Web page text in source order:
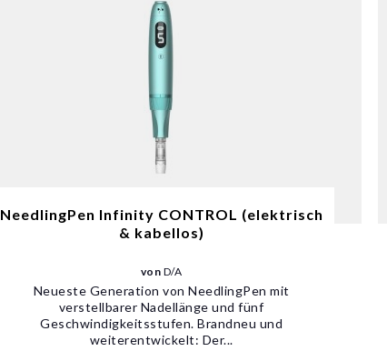
NeedlingPen Infinity CONTROL (elektrisch
& kabellos)
von D/A
Neueste Generation von NeedlingPen mit
verstellbarer Nadellänge und fünf
Geschwindigkeitsstufen. Brandneu und
weiterentwickelt: Der...